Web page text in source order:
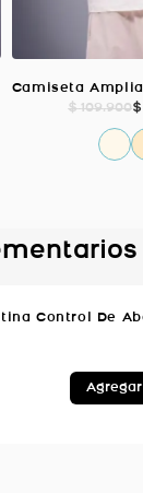
$ 109.900$
Agregar